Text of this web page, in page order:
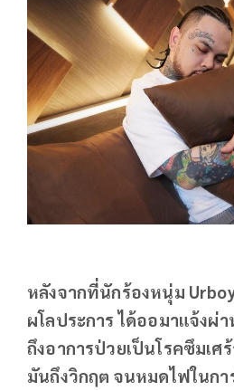
หลังจากที่นักร้องหนุ่ม
ผโลประการ ได้ออมาแจ้งผ่
ถึงอาการป่วยเป็นโรคซึมเศ
มันถึงวิกฤต จนหมดไฟในกา